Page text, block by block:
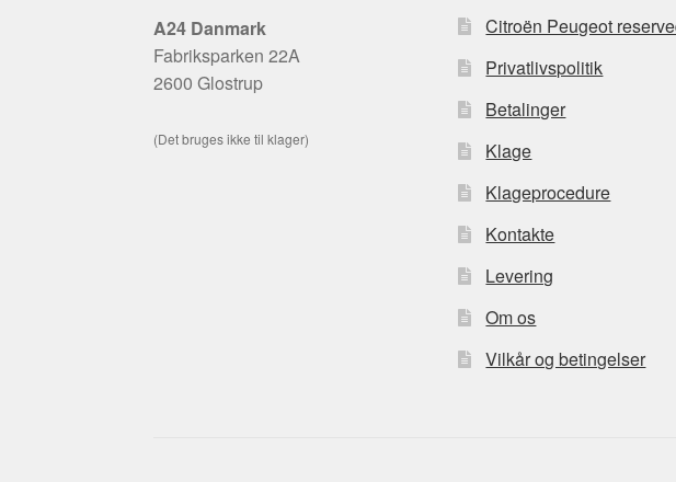
A24 Danmark
Fabriksparken 22A
2600 Glostrup
(Det bruges ikke til klager)
Citroën Peugeot
Privatlivspolitik
Betalinger
Klage
Klageprocedure
Kontakte
Levering
Om os
Vilkår og betingelser